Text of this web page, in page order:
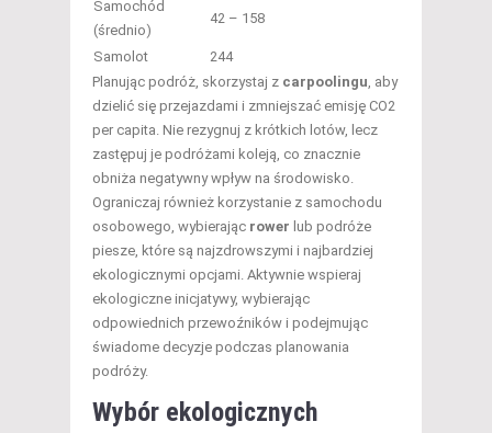
Samochód
(średnio)
42 – 158
Samolot
244
Planując podróż, skorzystaj z carpoolingu , aby
dzielić się przejazdami i zmniejszać emisję CO2
per capita. Nie rezygnuj z krótkich lotów, lecz
zastępuj je podróżami koleją, co znacznie
obniża negatywny wpływ na środowisko.
Ograniczaj również korzystanie z samochodu
osobowego, wybierając rower lub podróże
piesze, które są najzdrowszymi i najbardziej
ekologicznymi opcjami. Aktywnie wspieraj
ekologiczne inicjatywy, wybierając
odpowiednich przewoźników i podejmując
świadome decyzje podczas planowania
podróży.
Wybór ekologicznych